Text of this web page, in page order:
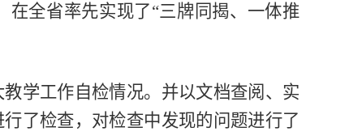
在全省率先实现了“三牌同揭、一体推
学工作自检情况。并以文档查阅、实
了检查，对检查中发现的问题进行了